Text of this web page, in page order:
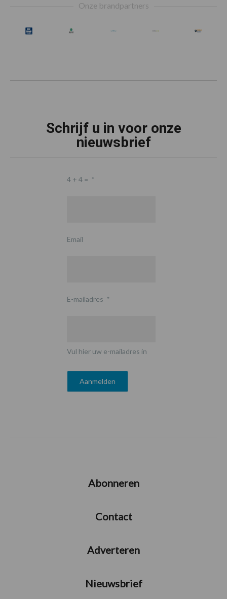
Onze brandpartners
Schrijf u in voor onze
nieuwsbrief
4 + 4 = *
Email
E-mailadres *
Vul hier uw e-mailadres in
Abonneren
Contact
Adverteren
Nieuwsbrief